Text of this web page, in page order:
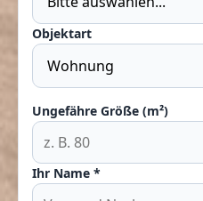
Objektart
Ungefähre Größe (m²)
Ihr Name *